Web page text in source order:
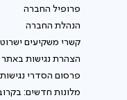
פרופיל החברה
הנהלת החברה
קשרי משקיעים
הצהרת נגישות באתר
פרסום הסדרי
מלונות חדשים: